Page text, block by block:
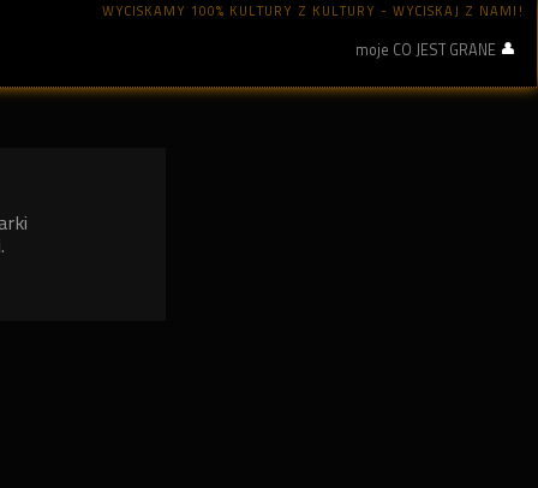
WYCISKAMY 100% KULTURY Z KULTURY - WYCISKAJ Z NAMI!
moje CO JEST GRANE